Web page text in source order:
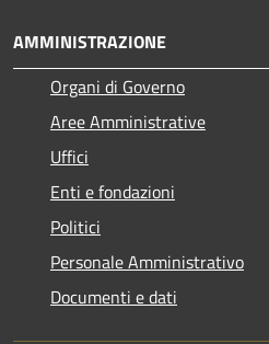
AMMINISTRAZIONE
Organi di Governo
Aree Amministrative
Uffici
Enti e fondazioni
Politici
Personale Amministrativo
Documenti e dati